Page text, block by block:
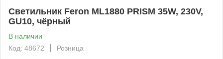
Светильник Feron ML1880 PRISM 35W, 230V,
GU10, чёрный
В наличии
Код: 48672
Розница